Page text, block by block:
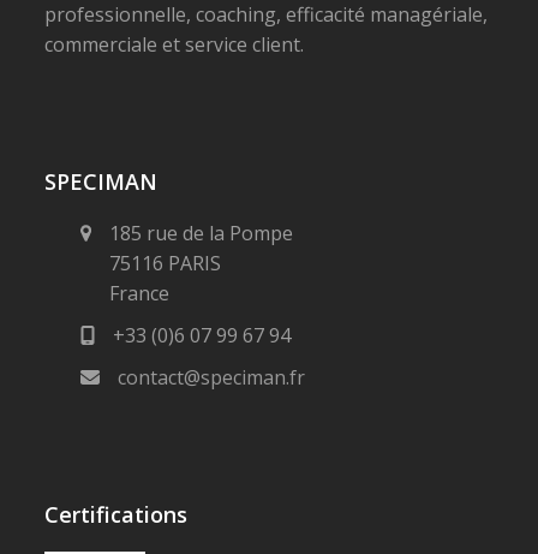
professionnelle, coaching, efficacité managériale,
commerciale et service client.
SPECIMAN
185 rue de la Pompe
75116 PARIS
France
+33 (0)6 07 99 67 94
contact@speciman.fr
Certifications